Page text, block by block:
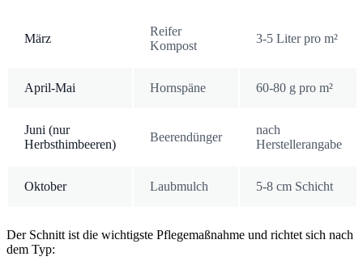
März
Reifer
Kompost
3-5 Liter pro m²
April-Mai Hornspäne 60-80 g pro m²
Juni (nur
Herbsthimbeeren)
Beerendünger
nach
Herstellerangabe
Oktober Laubmulch 5-8 cm Schicht
Der Schnitt ist die wichtigste Pflegemaßnahme und richtet sich nach
dem Typ: